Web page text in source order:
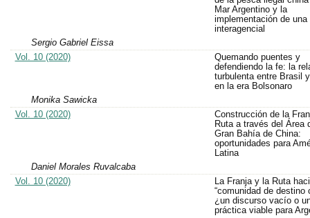
Mar Argentino y la
implementación de
interagencial
Sergio Gabriel Eissa
Vol. 10 (2020)
Quemando puentes y
defendiendo la fe: la
turbulenta entre Brasil
en la era Bolsonaro
Monika Sawicka
Vol. 10 (2020)
Construcción de la
Ruta a través del Área
Gran Bahía de China:
oportunidades para
Latina
Daniel Morales Ruvalcaba
Vol. 10 (2020)
La Franja y la Ruta
“comunidad de destino
¿un discurso vacío o
práctica viable para